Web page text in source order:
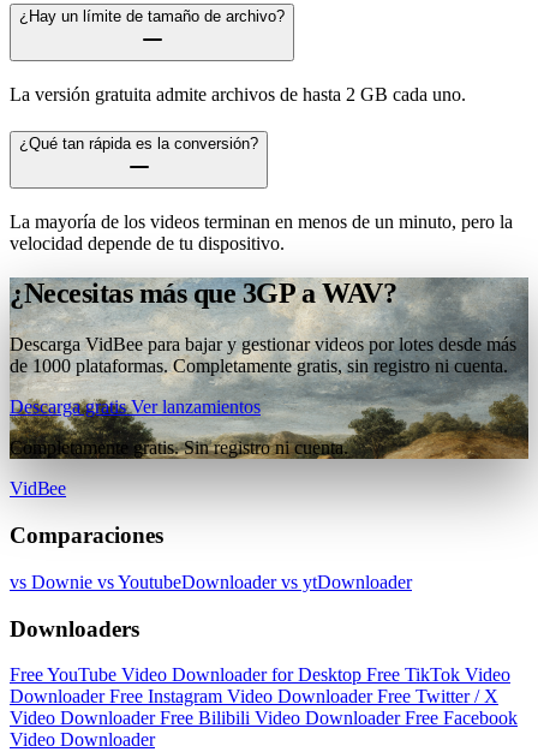
¿Hay un límite de tamaño de archivo?
La versión gratuita admite archivos de hasta 2 GB cada uno.
¿Qué tan rápida es la conversión?
La mayoría de los videos terminan en menos de un minuto, pero la
velocidad depende de tu dispositivo.
¿Necesitas más que 3GP a WAV?
Descarga VidBee para bajar y gestionar videos por lotes desde más
de 1000 plataformas. Completamente gratis, sin registro ni cuenta.
Descarga gratisVer lanzamientos
Completamente gratis. Sin registro ni cuenta.
VidBee
Comparaciones
vs Downie vs YoutubeDownloadervs ytDownloader
Downloaders
Free YouTube Video Downloader for Desktop Free TikTok Video
DownloaderFree Instagram Video DownloaderFree Twitter / X
Video DownloaderFree Bilibili Video DownloaderFree Facebook
Video Downloader